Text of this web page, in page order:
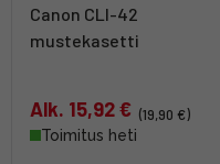
Canon CLI-42
mustekasetti
Alk. 15,92 € (19,90 €)
Toimitus heti